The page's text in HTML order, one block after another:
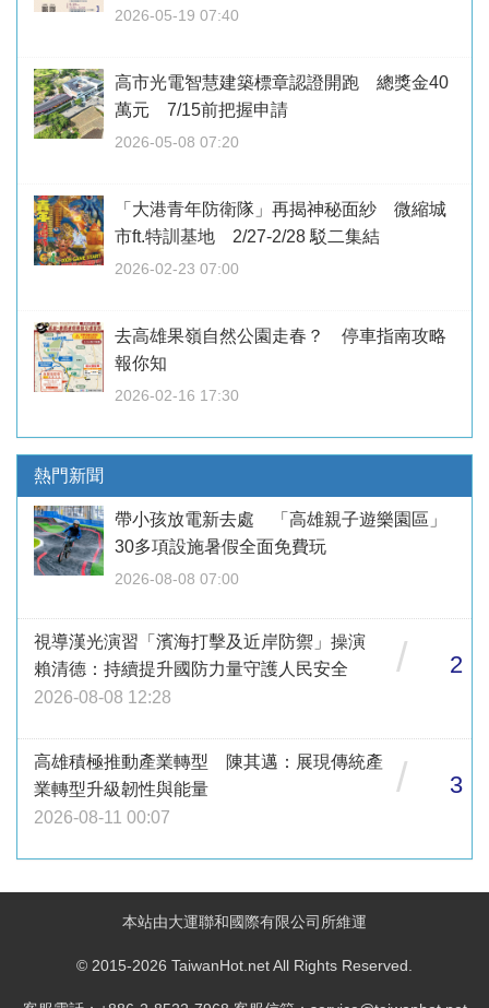
2026-05-19 07:40
高市光電智慧建築標章認證開跑 總獎金40
萬元 7/15前把握申請
2026-05-08 07:20
「大港青年防衛隊」再揭神秘面紗 微縮城
市ft.特訓基地 2/27-2/28 駁二集結
2026-02-23 07:00
去高雄果嶺自然公園走春？ 停車指南攻略
報你知
2026-02-16 17:30
熱門新聞
帶小孩放電新去處 「高雄親子遊樂園區」
30多項設施暑假全面免費玩
2026-08-08 07:00
視導漢光演習「濱海打擊及近岸防禦」操演
賴清德：持續提升國防力量守護人民安全
2026-08-08 12:28
/ 2
高雄積極推動產業轉型 陳其邁：展現傳統產
業轉型升級韌性與能量
2026-08-11 00:07
/ 3
本站由大運聯和國際有限公司所維運
© 2015-2026 TaiwanHot.net All Rights Reserved.